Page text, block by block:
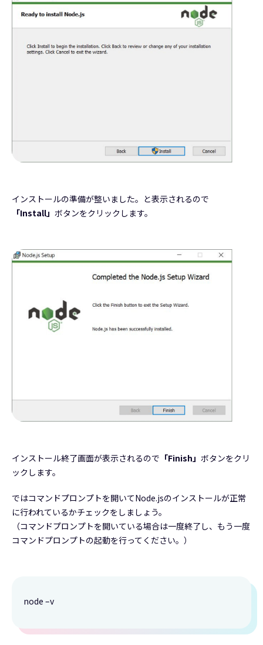
インストールの準備が整いました。と表示されるので
「Install」 ボタンをクリックします。
インストール終了画面が表示されるので 「Finish」 ボタンをクリ
ックします。
ではコマンドプロンプトを開いてNode.jsのインストールが正常
に行われているかチェックをしましょう。
（コマンドプロンプトを開いている場合は一度終了し、もう一度
コマンドプロンプトの起動を行ってください。）
node –v